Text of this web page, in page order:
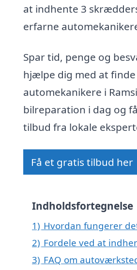
at indhente 3
erfarne
Spar tid, penge og
hjælpe dig med at
automekanikere i
bilreparation i dag og
tilbud fra lokale
Få et gratis tilbud her
Indholdsfortegnelse
1) Hvordan fungerer
2) Fordele ved at
3) FAQ om